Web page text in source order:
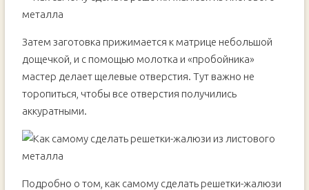
Затем заготовка прижимается к матрице небольшой
дощечкой, и с помощью молотка и «пробойника»
мастер делает щелевые отверстия. Тут важно не
торопиться, чтобы все отверстия получились
аккуратными.
Подробно о том, как самому сделать решетки-жалюзи